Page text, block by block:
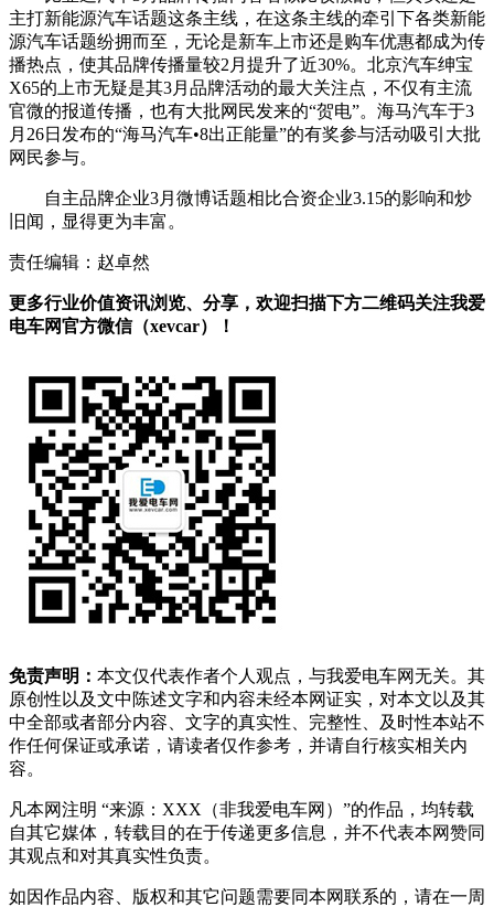
主打新能源汽车话题这条主线，在这条主线的牵引下各类新能
源汽车话题纷拥而至，无论是新车上市还是购车优惠都成为传
播热点，使其品牌传播量较2月提升了近30%。北京汽车绅宝
X65的上市无疑是其3月品牌活动的最大关注点，不仅有主流
官微的报道传播，也有大批网民发来的“贺电”。海马汽车于3
月26日发布的“海马汽车•8出正能量”的有奖参与活动吸引大批
网民参与。
自主品牌企业3月微博话题相比合资企业3.15的影响和炒
旧闻，显得更为丰富。
责任编辑：赵卓然
更多行业价值资讯浏览、分享，欢迎扫描下方二维码关注我爱
电车网官方微信（xevcar）！
免责声明： 本文仅代表作者个人观点，与我爱电车网无关。其
原创性以及文中陈述文字和内容未经本网证实，对本文以及其
中全部或者部分内容、文字的真实性、完整性、及时性本站不
作任何保证或承诺，请读者仅作参考，并请自行核实相关内
容。
凡本网注明 “来源：XXX（非我爱电车网）”的作品，均转载
自其它媒体，转载目的在于传递更多信息，并不代表本网赞同
其观点和对其真实性负责。
如因作品内容、版权和其它问题需要同本网联系的，请在一周